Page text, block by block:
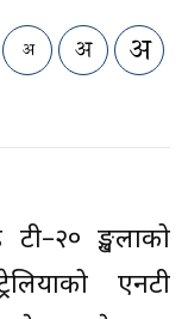
शृङ्खलाको
एनटी